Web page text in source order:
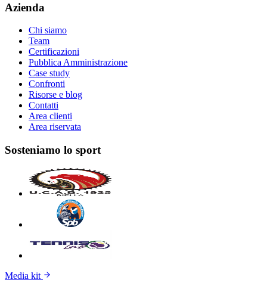
Azienda
Chi siamo
Team
Certificazioni
Pubblica Amministrazione
Case study
Confronti
Risorse e blog
Contatti
Area clienti
Area riservata
Sosteniamo lo sport
Media kit